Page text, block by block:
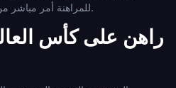
للمراهنة أمر مباشر من خلال معظم البورصات الرئيسية.
راهن على كأس